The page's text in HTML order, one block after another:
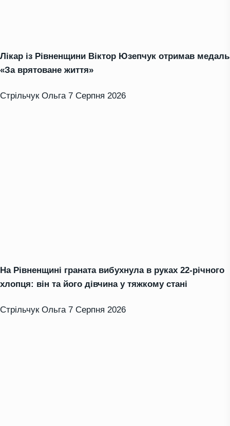
Лікар із Рівненщини Віктор Юзепчук отримав медаль
«За врятоване життя»
Стрільчук Ольга 7 Серпня 2026
На Рівненщині граната вибухнула в руках 22-річного
хлопця: він та його дівчина у тяжкому стані
Стрільчук Ольга 7 Серпня 2026